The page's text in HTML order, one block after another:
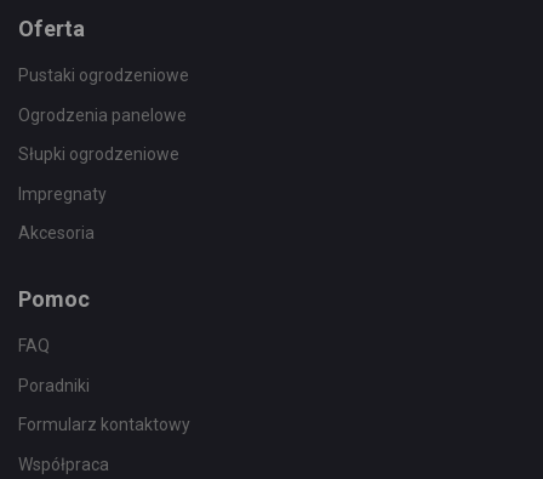
Oferta
Pustaki ogrodzeniowe
Ogrodzenia panelowe
Słupki ogrodzeniowe
Impregnaty
Akcesoria
Pomoc
FAQ
Poradniki
Formularz kontaktowy
Współpraca